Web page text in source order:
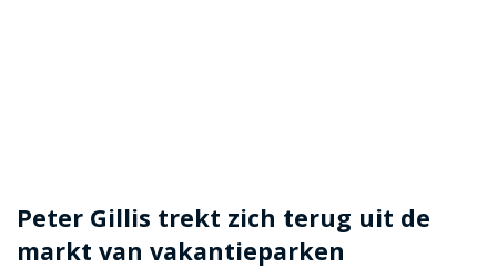
Peter Gillis trekt zich terug uit de
markt van vakantieparken